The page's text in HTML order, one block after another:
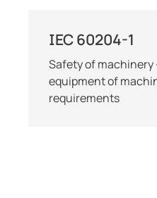
IEC 60204-1
Safety of machinery
equipment of
requirements